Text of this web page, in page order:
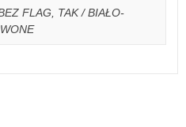
FLAG, TAK / BIAŁO-